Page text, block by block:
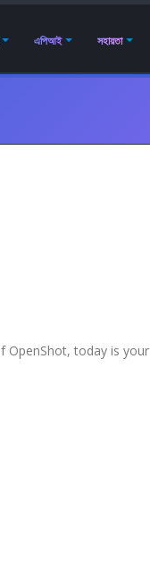
এপিআই সহায়তা
OpenShot, today is your